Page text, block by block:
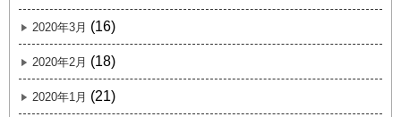
2020年3月 (16)
2020年2月 (18)
2020年1月 (21)